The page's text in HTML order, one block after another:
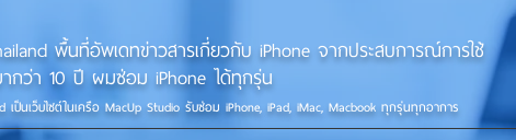
พื้นที่อัพเดทข่าวสารเกี่ยวกับ iPhone จากประสบการณ์การใช้
กว่า 10 ปี ผมซ่อม iPhone ได้ทุกรุ่น
เป็นเว็บไซต์ในเครือ MacUp Studio รับซ่อม iPhone, iPad, iMac, Macbook ทุกรุ่นทุกอาการ